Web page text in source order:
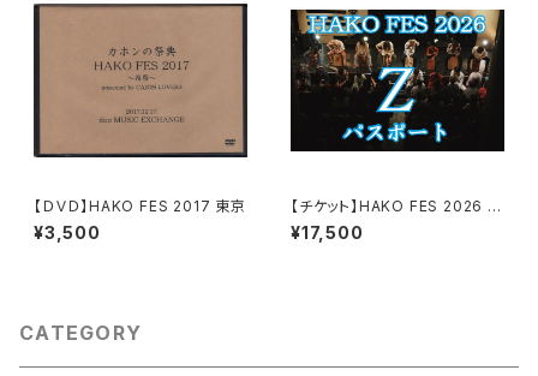
【ＤＶＤ】HAKO FES 2017 東京
¥3,500
【チケット】HAKO FES 2026 パ
スポートＺ(７公演)
¥17,500
CATEGORY